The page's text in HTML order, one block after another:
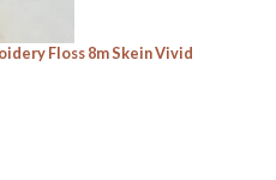
Floss 8m Skein Vivid